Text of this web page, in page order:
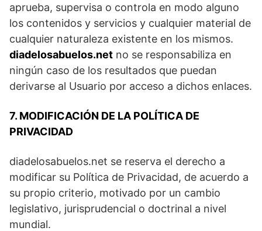
aprueba, supervisa o controla en modo alguno
los contenidos y servicios y cualquier material de
cualquier naturaleza existente en los mismos.
diadelosabuelos.net no se responsabiliza en
ningún caso de los resultados que puedan
derivarse al Usuario por acceso a dichos enlaces.
7. MODIFICACIÓN DE LA POLÍTICA DE
PRIVACIDAD
diadelosabuelos.net se reserva el derecho a
modificar su Política de Privacidad, de acuerdo a
su propio criterio, motivado por un cambio
legislativo, jurisprudencial o doctrinal a nivel
mundial.